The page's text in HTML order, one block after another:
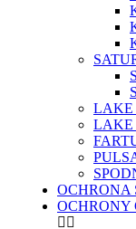
LAKE
LAKE
OCHRONA
OCHRONY